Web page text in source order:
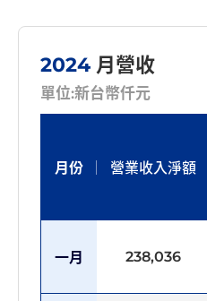
2024 月營收
單位:新台幣仟元
月份 營業收入淨額
一月 238,036